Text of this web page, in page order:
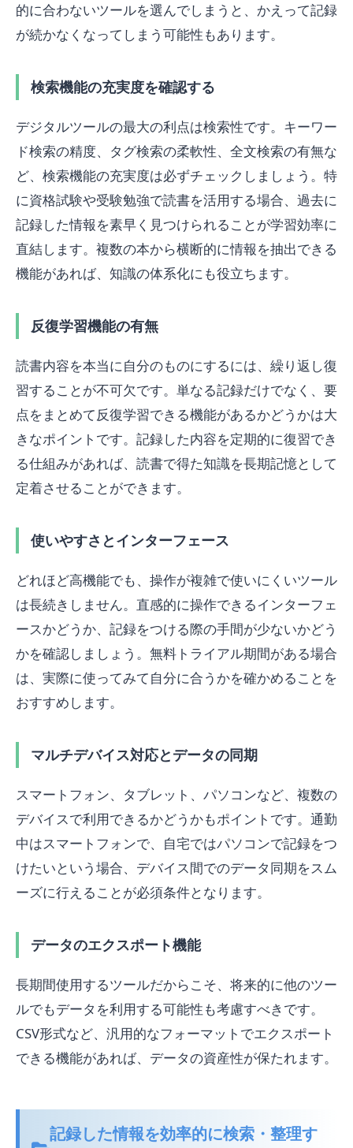
的に合わないツールを選んでしまうと、かえって記録
が続かなくなってしまう可能性もあります。
検索機能の充実度を確認する
デジタルツールの最大の利点は検索性です。キーワー
ド検索の精度、タグ検索の柔軟性、全文検索の有無な
ど、検索機能の充実度は必ずチェックしましょう。特
に資格試験や受験勉強で読書を活用する場合、過去に
記録した情報を素早く見つけられることが学習効率に
直結します。複数の本から横断的に情報を抽出できる
機能があれば、知識の体系化にも役立ちます。
反復学習機能の有無
読書内容を本当に自分のものにするには、繰り返し復
習することが不可欠です。単なる記録だけでなく、要
点をまとめて反復学習できる機能があるかどうかは大
きなポイントです。記録した内容を定期的に復習でき
る仕組みがあれば、読書で得た知識を長期記憶として
定着させることができます。
使いやすさとインターフェース
どれほど高機能でも、操作が複雑で使いにくいツール
は長続きしません。直感的に操作できるインターフェ
ースかどうか、記録をつける際の手間が少ないかどう
かを確認しましょう。無料トライアル期間がある場合
は、実際に使ってみて自分に合うかを確かめることを
おすすめします。
マルチデバイス対応とデータの同期
スマートフォン、タブレット、パソコンなど、複数の
デバイスで利用できるかどうかもポイントです。通勤
中はスマートフォンで、自宅ではパソコンで記録をつ
けたいという場合、デバイス間でのデータ同期をスム
ーズに行えることが必須条件となります。
データのエクスポート機能
長期間使用するツールだからこそ、将来的に他のツー
ルでもデータを利用する可能性も考慮すべきです。
CSV形式など、汎用的なフォーマットでエクスポート
できる機能があれば、データの資産性が保たれます。
記録した情報を効率的に検索・整理す